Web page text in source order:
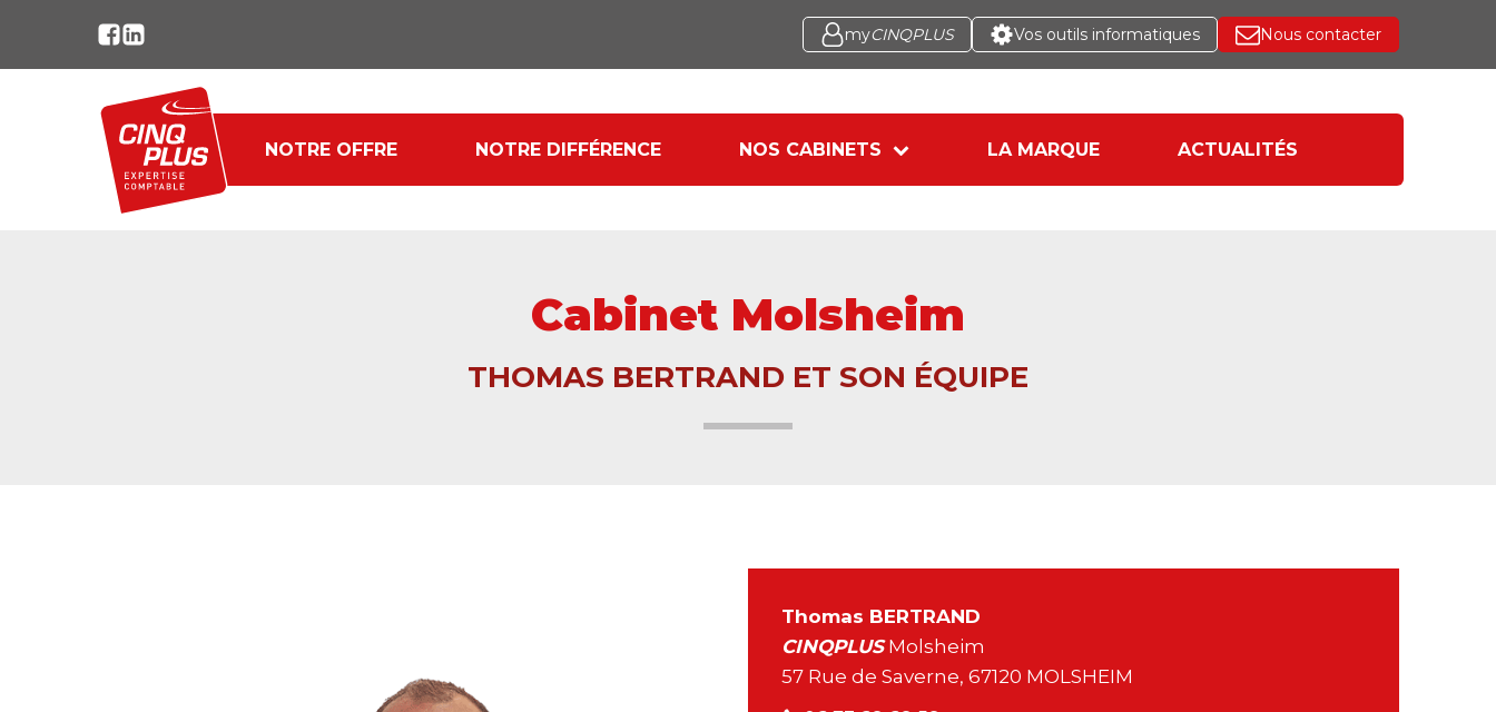
myCINQPLUS Vos outils informatiques Nous contacter
NOTRE OFFRE NOTRE DIFFÉRENCE NOS CABINETS LA MARQUE ACTUALITÉS
Cabinet Molsheim
THOMAS BERTRAND ET SON ÉQUIPE
Thomas BERTRAND
CINQPLUSMolsheim
57 Rue de Saverne, 67120 MOLSHEIM